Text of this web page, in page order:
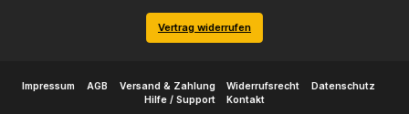
Vertrag widerrufen
Impressum AGB Versand & Zahlung Widerrufsrecht
Datenschutz
Hilfe / Support
Kontakt